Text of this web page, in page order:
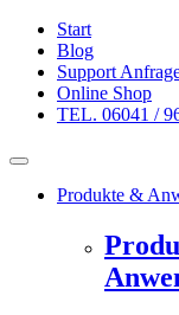
Start
Blog
Support
Online Shop
TEL. 06041 /
Produkte &